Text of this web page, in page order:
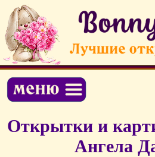
Открытки и
Ангела